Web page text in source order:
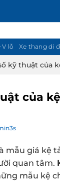
V lỗ Xe thang di
kỹ thuật của
của
mẫu giá kệ
quan tâm.
mẫu kệ